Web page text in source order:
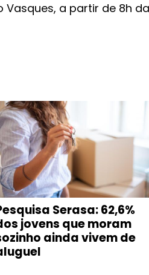
a partir de 8h da
Serasa: 62,6%
jovens que moram
ainda vivem de